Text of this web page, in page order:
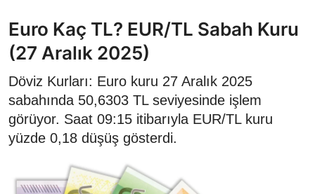
Euro Kaç TL? EUR/TL Sabah Kuru
(27 Aralık 2025)
Döviz Kurları: Euro kuru 27 Aralık 2025
sabahında 50,6303 TL seviyesinde işlem
görüyor. Saat 09:15 itibarıyla EUR/TL kuru
yüzde 0,18 düşüş gösterdi.